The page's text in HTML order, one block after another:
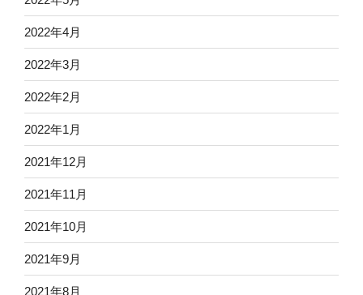
2022年4月
2022年3月
2022年2月
2022年1月
2021年12月
2021年11月
2021年10月
2021年9月
2021年8月